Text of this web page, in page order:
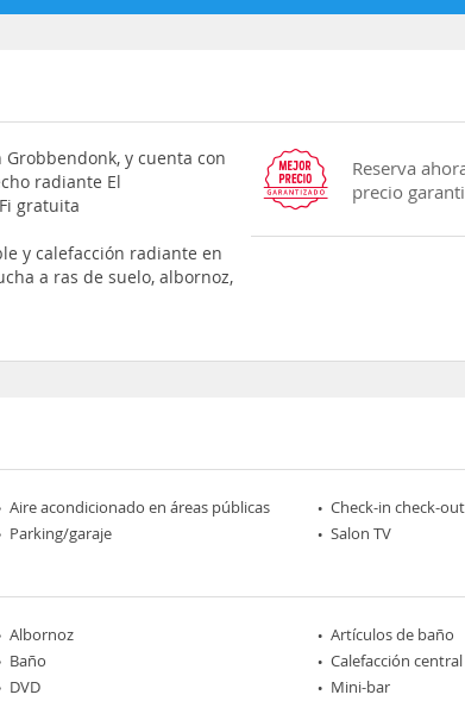
y cuenta con
radiante El
gratuita
y calefacción radiante en
a ras de suelo, albornoz,
Reserva
precio
Aire acondicionado en áreas públicas
Check-in check-
Parking/garaje
Salon TV
Albornoz
Artículos de baño
Baño
Calefacción central
DVD
Mini-bar